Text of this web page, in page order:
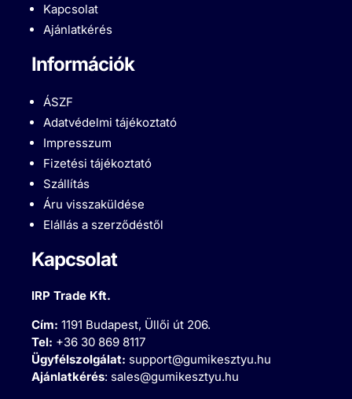
Kapcsolat
Ajánlatkérés
Információk
ÁSZF
Adatvédelmi tájékoztató
Impresszum
Fizetési tájékoztató
Szállítás
Áru visszaküldése
Elállás a szerződéstől
Kapcsolat
IRP Trade Kft.
Cím:1191 Budapest, Üllői út 206.
Tel: +36 30 869 8117
Ügyfélszolgálat: support@gumikesztyu.hu
Ajánlatkérés: sales@gumikesztyu.hu